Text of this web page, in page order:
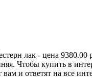
лак - цена
Чтобы купить в
и ответят на все